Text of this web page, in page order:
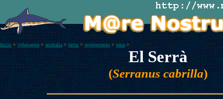
Inicio >vidamarina > animalia > peces>mediterraneo>serra >
El Serrà
(Serranus cabrilla)